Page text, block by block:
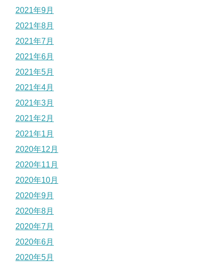
2021年9月
2021年8月
2021年7月
2021年6月
2021年5月
2021年4月
2021年3月
2021年2月
2021年1月
2020年12月
2020年11月
2020年10月
2020年9月
2020年8月
2020年7月
2020年6月
2020年5月